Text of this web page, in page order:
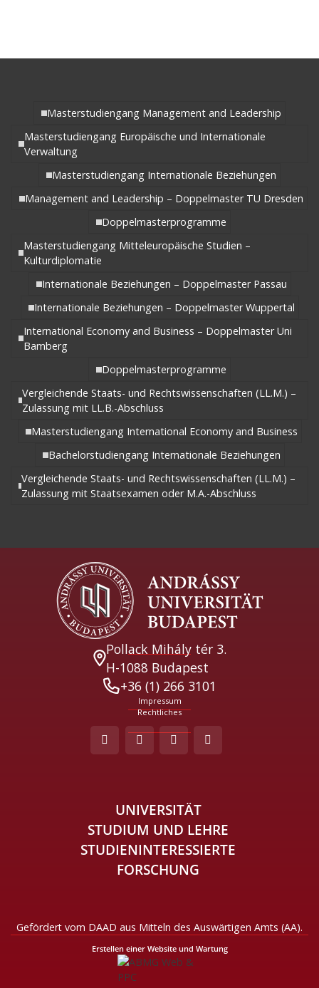
Masterstudiengang Management and Leadership
Masterstudiengang Europäische und Internationale
Verwaltung
Masterstudiengang Internationale Beziehungen
Management and Leadership – Doppelmaster TU Dresden
Doppelmasterprogramme
Masterstudiengang Mitteleuropäische Studien –
Kulturdiplomatie
Internationale Beziehungen – Doppelmaster Passau
Internationale Beziehungen – Doppelmaster Wuppertal
International Economy and Business – Doppelmaster Uni
Bamberg
Doppelmasterprogramme
Vergleichende Staats- und Rechtswissenschaften (LL.M.) –
Zulassung mit LL.B.-Abschluss
Masterstudiengang International Economy and Business
Bachelorstudiengang Internationale Beziehungen
Vergleichende Staats- und Rechtswissenschaften (LL.M.) –
Zulassung mit Staatsexamen oder M.A.-Abschluss
Pollack Mihály tér 3.
H-1088 Budapest
+36 (1) 266 3101
Impressum
Rechtliches
UNIVERSITÄT
STUDIUM UND LEHRE
STUDIENINTERESSIERTE
FORSCHUNG
Gefördert vom DAAD aus Mitteln des Auswärtigen Amts (AA).
Erstellen einer Website und Wartung